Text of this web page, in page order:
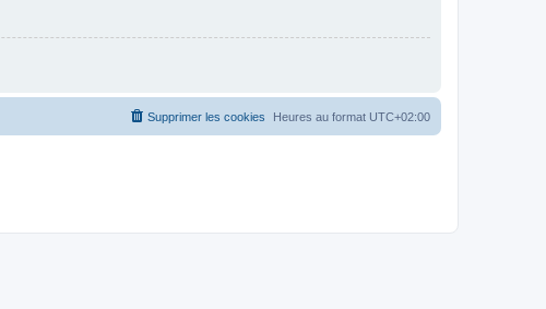
Heures au format UTC+02:00
Supprimer les cookies